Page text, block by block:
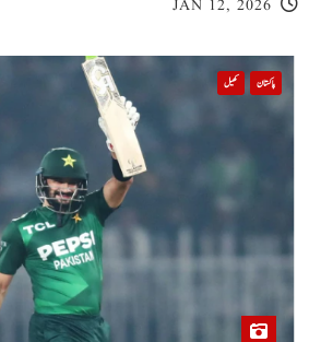
JAN 12, 2026
پاکستان کھیل